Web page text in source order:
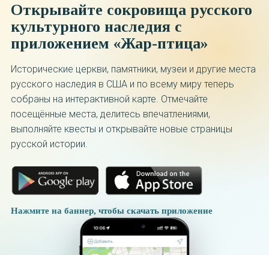
Открывайте сокровища русского
культурного наследия с
приложением «Жар-птица»
Исторические церкви, памятники, музеи и другие места
русского наследия в США и по всему миру теперь
собраны на интерактивной карте. Отмечайте
посещённые места, делитесь впечатлениями,
выполняйте квесты и открывайте новые страницы
русской истории.
Нажмите на баннер, чтобы скачать приложение